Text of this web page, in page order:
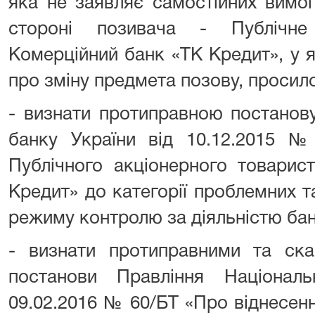
яка не заявляє самостійних
стороні позивача - Публічне
Комерційний банк «ТК Кредит», у
про зміну предмета позову,
- визнати протиправною
банку України від 10.12.2015
Публічного акціонерного
Кредит» до категорії проблемних
режиму контролю за діяльністю
- визнати протиправними та
постанови Правління
09.02.2016 № 60/БТ «Про